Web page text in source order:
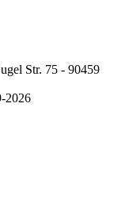
Str. 75 - 90459
2026